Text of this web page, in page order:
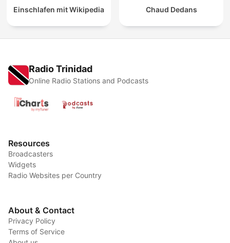
Einschlafen mit Wikipedia Chaud Dedans
Radio Trinidad
Online Radio Stations and Podcasts
Resources
Broadcasters
Widgets
Radio Websites per Country
About & Contact
Privacy Policy
Terms of Service